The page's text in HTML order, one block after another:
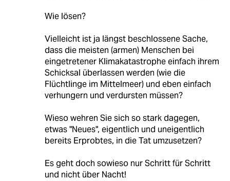
Wie lösen?
Vielleicht ist ja längst beschlossene Sache,
dass die meisten (armen) Menschen bei
eingetretener Klimakatastrophe einfach ihrem
Schicksal überlassen werden (wie die
Flüchtlinge im Mittelmeer) und eben einfach
verhungern und verdursten müssen?
Wieso wehren Sie sich so stark dagegen,
etwas "Neues", eigentlich und uneigentlich
bereits Erprobtes, in die Tat umzusetzen?
Es geht doch sowieso nur Schritt für Schritt
und nicht über Nacht!